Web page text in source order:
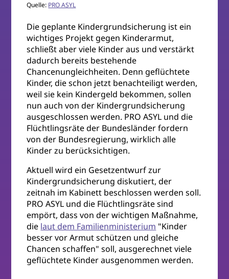
Quelle: PRO ASYL
Die geplante Kindergrundsicherung ist ein
wichtiges Projekt gegen Kinderarmut,
schließt aber viele Kinder aus und verstärkt
dadurch bereits bestehende
Chancenungleichheiten. Denn geflüchtete
Kinder, die schon jetzt benachteiligt werden,
weil sie kein Kindergeld bekommen, sollen
nun auch von der Kindergrundsicherung
ausgeschlossen werden. PRO ASYL und die
Flüchtlingsräte der Bundesländer fordern
von der Bundesregierung, wirklich alle
Kinder zu berücksichtigen.
Aktuell wird ein Gesetzentwurf zur
Kindergrundsicherung diskutiert, der
zeitnah im Kabinett beschlossen werden soll.
PRO ASYL und die Flüchtlingsräte sind
empört, dass von der wichtigen Maßnahme,
die laut dem Familienministerium "Kinder
besser vor Armut schützen und gleiche
Chancen schaffen" soll, ausgerechnet viele
geflüchtete Kinder ausgenommen werden.